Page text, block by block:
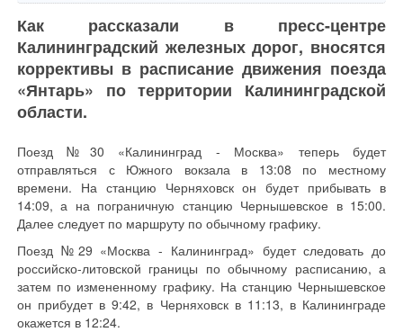
Как рассказали в пресс-центре
Калининградский железных дорог, вносятся
коррективы в расписание движения поезда
«Янтарь» по территории Калининградской
области.
Поезд №30 «Калининград - Москва» теперь будет
отправляться с Южного вокзала в 13:08 по местному
времени. На станцию Черняховск он будет прибывать в
14:09, а на пограничную станцию Чернышевское в 15:00.
Далее следует по маршруту по обычному графику.
Поезд №29 «Москва - Калининград» будет следовать до
российско-литовской границы по обычному расписанию, а
затем по измененному графику. На станцию Чернышевское
он прибудет в 9:42, в Черняховск в 11:13, в Калининграде
окажется в 12:24.